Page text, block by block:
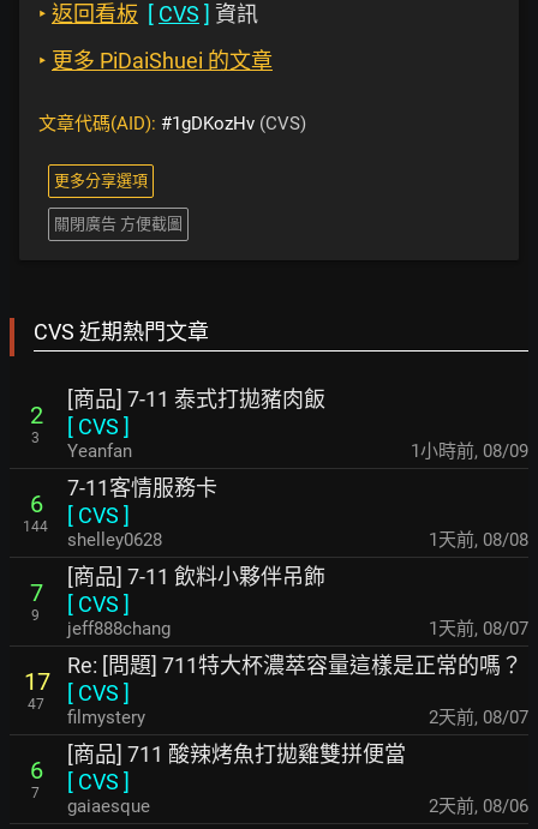
‣ 返回看板 [ CVS ] 資訊
‣ 更多 PiDaiShuei 的文章
文章代碼(AID): #1gDKozHv (CVS)
更多分享選項
關閉廣告 方便截圖
CVS 近期熱門文章
2
3
[商品] 7-11 泰式打拋豬肉飯
[ CVS ]
Yeanfan 1小時前, 08/09
6
144
7-11客情服務卡
[ CVS ]
shelley0628 1天前, 08/08
7
9
[商品] 7-11 飲料小夥伴吊飾
[ CVS ]
jeff888chang 1天前, 08/07
17
47
Re: [問題] 711特大杯濃萃容量這樣是正常的嗎？
[ CVS ]
filmystery 2天前, 08/07
6
7
[商品] 711 酸辣烤魚打拋雞雙拼便當
[ CVS ]
gaiaesque 2天前, 08/06